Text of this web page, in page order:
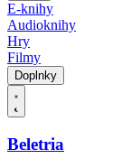
E-knihy
Audioknihy
Hry
Filmy
Doplnky
Beletria